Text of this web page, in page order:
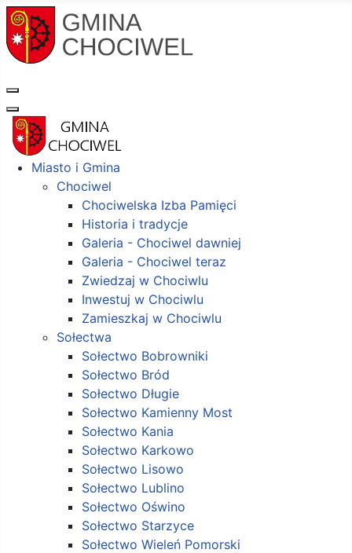
Miasto i Gmina
Chociwel
Chociwelska Izba Pamięci
Historia i tradycje
Galeria - Chociwel dawniej
Galeria - Chociwel teraz
Zwiedzaj w Chociwlu
Inwestuj w Chociwlu
Zamieszkaj w Chociwlu
Sołectwa
Sołectwo Bobrowniki
Sołectwo Bród
Sołectwo Długie
Sołectwo Kamienny Most
Sołectwo Kania
Sołectwo Karkowo
Sołectwo Lisowo
Sołectwo Lublino
Sołectwo Oświno
Sołectwo Starzyce
Sołectwo Wieleń Pomorski